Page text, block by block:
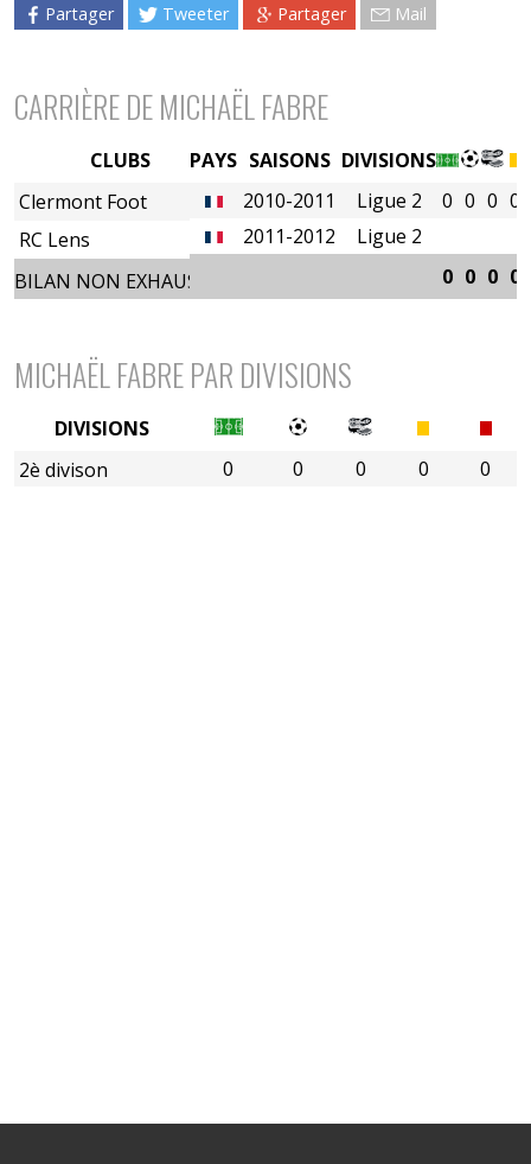
Partager Tweeter Partager Mail
CARRIÈRE DE MICHAËL FABRE
PAYS SAISONS DIVISIONS
2010-2011
Ligue 2 0 0 0 0
2011-2012
Ligue 2
0 0 0 0
CLUBS
Clermont Foot
RC Lens
BILAN NON EXHAUSTIF
MICHAËL FABRE PAR DIVISIONS
0 0 0 0 0
DIVISIONS
2è divison